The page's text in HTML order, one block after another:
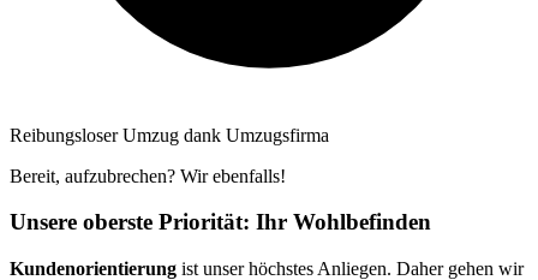
Reibungsloser Umzug dank Umzugsfirma
Bereit, aufzubrechen? Wir ebenfalls!
Unsere oberste Priorität: Ihr Wohlbefinden
Kundenorientierung ist unser höchstes Anliegen. Daher gehen wir